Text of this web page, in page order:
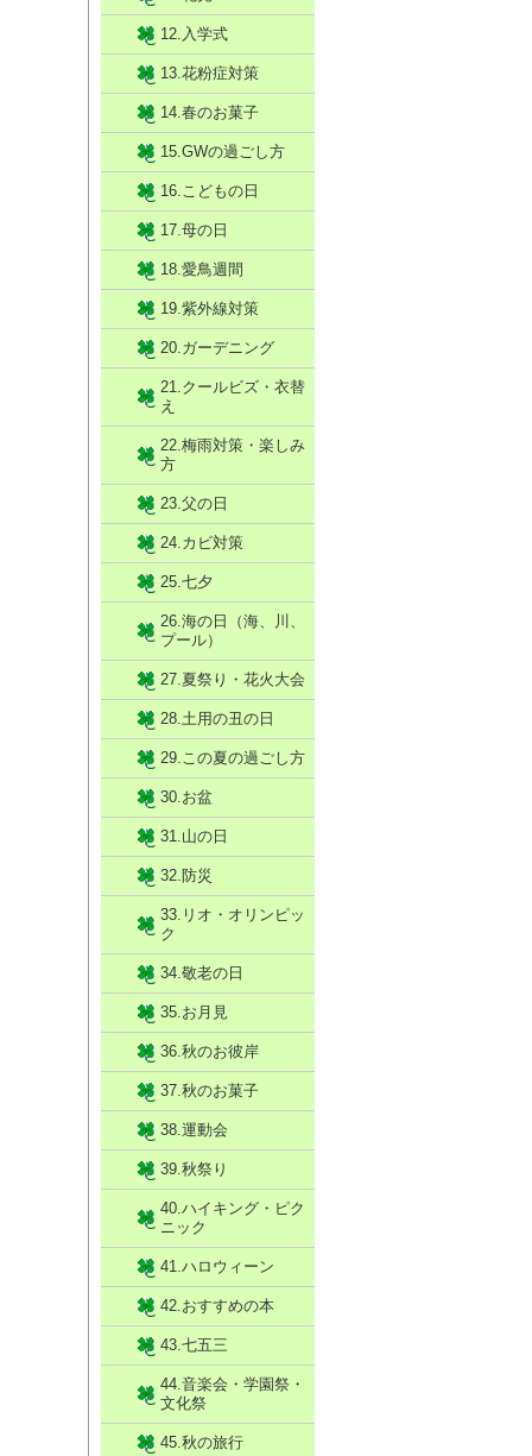
12.入学式
13.花粉症対策
14.春のお菓子
15.GWの過ごし方
16.こどもの日
17.母の日
18.愛鳥週間
19.紫外線対策
20.ガーデニング
21.クールビズ・衣替
え
22.梅雨対策・楽しみ
方
23.父の日
24.カビ対策
25.七夕
26.海の日（海、川、
プール）
27.夏祭り・花火大会
28.土用の丑の日
29.この夏の過ごし方
30.お盆
31.山の日
32.防災
33.リオ・オリンピッ
ク
34.敬老の日
35.お月見
36.秋のお彼岸
37.秋のお菓子
38.運動会
39.秋祭り
40.ハイキング・ピク
ニック
41.ハロウィーン
42.おすすめの本
43.七五三
44.音楽会・学園祭・
文化祭
45.秋の旅行